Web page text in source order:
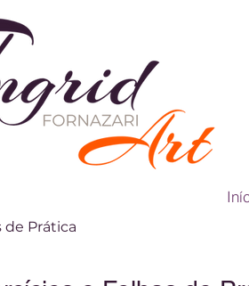
de Prática